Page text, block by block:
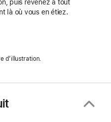
puis revenez à tout
là où vous en étiez.
d’illustration.